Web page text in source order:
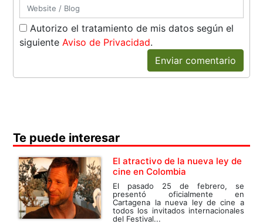
Autorizo el tratamiento de mis datos según el
siguiente Aviso de Privacidad.
Enviar comentario
Te puede interesar
El atractivo de la nueva ley de
cine en Colombia
El pasado 25 de febrero, se
presentó oficialmente en
Cartagena la nueva ley de cine a
todos los invitados internacionales
del Festival...